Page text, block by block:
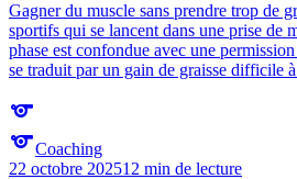
Gagner du muscle sans prendre trop de
sportifs qui se lancent dans une prise de
phase est confondue avec une
se traduit par un gain de graisse difficile
sports
sportsCoaching
22 octobre 202512 min de lecture